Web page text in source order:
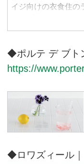
イジ向けの衣食住の
◆ポルテ デ ブト
https://
◆ロワズィール